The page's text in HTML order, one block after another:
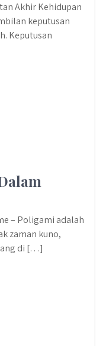
Akhir Kehidupan
keputusan
Keputusan
– Poligami adalah
zaman kuno,
di […]